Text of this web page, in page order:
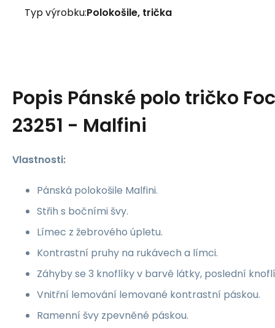
Typ výrobku:Polokošile, trička
Popis Pánské polo tričko
23251 - Malfini
Vlastnosti:
Pánská polokošile Malfini.
Střih s bočními švy.
Límec z žebrového úpletu.
Kontrastní pruhy na rukávech a límci.
Záhyby se 3 knoflíky v barvě látky, poslední
Vnitřní lemování lemované kontrastní páskou.
Ramenní švy zpevněné páskou.